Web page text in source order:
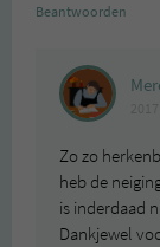
Beantwoorden
Zo zo
heb de
is inderdaad
Dankjewel